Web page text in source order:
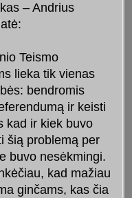
– Andrius
Teismo
lieka tik vienas
bendromis
ir keisti
kad ir kiek buvo
šią problemą per
buvo nesėkmingi.
kad mažiau
ginčams, kas čia